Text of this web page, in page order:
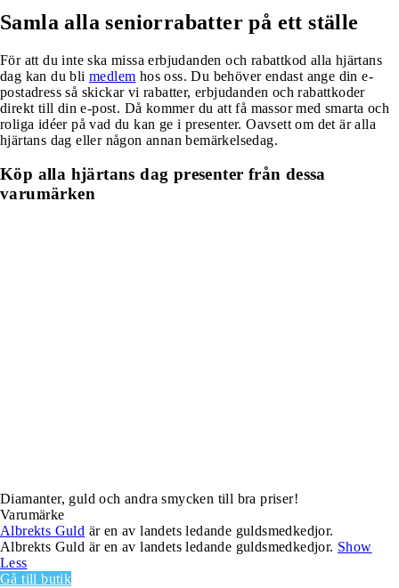
Samla alla seniorrabatter på ett ställe
För att du inte ska missa erbjudanden och rabattkod alla hjärtans
dag kan du blimedlem hos oss. Du behöver endast ange din e-
postadress så skickar vi rabatter, erbjudanden och rabattkoder
direkt till din e-post. Då kommer du att få massor med smarta och
roliga idéer på vad du kan ge i presenter. Oavsett om det är alla
hjärtans dag eller någon annan bemärkelsedag.
Köp alla hjärtans dag presenter från dessa
varumärken
Diamanter, guld och andra smycken till bra priser!
Varumärke
Albrekts Guld är en av landets ledande guldsmedkedjor.
Albrekts Guld är en av landets ledande guldsmedkedjor. Show
Less
Gå till butik